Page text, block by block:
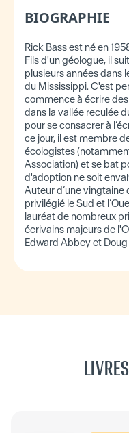
BIOGRAPHIE
Rick Bass est né en
Fils d'un géologue, il
plusieurs années dans
du Mississippi. C'est
commence à écrire
dans la vallée reculée
pour se consacrer à
ce jour, il est membre
écologistes
Association) et se bat
d'adoption ne soit
Auteur d’une
privilégié le Sud et
lauréat de nombreux
écrivains majeurs de
Edward Abbey et